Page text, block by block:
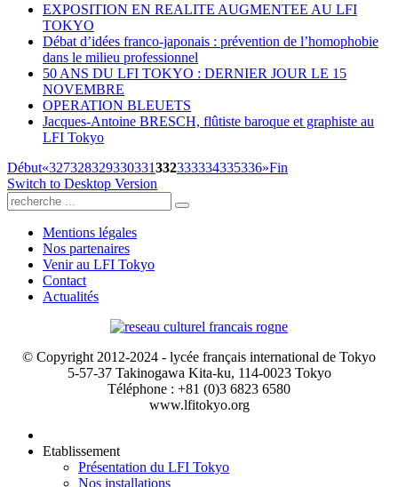
EXPOSITION EN REALITE AUGMENTEE AU LFI
TOKYO
Débat d’idées franco-japonais : prévention de l’homophobie
dans le milieu professionnel
50 ANS DU LFI TOKYO : DERNIER JOUR LE 15
NOVEMBRE
OPERATION BLEUETS
Jacques-Antoine BRESCH, flûtiste baroque et graphiste au
LFI Tokyo
Début«327328329330331332333334335336»Fin
Switch to Desktop Version
Mentions légales
Nos partenaires
Venir au LFI Tokyo
Contact
Actualités
© Copyright 2012-2024 - lycée français international de Tokyo
5-57-37 Takinogawa Kita-ku, 114-0023 Tokyo
Téléphone : +81 (0)3 6823 6580
www.lfitokyo.org
Etablissement
Présentation du LFI Tokyo
Nos installations